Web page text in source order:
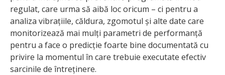
regulat, care urma să aibă loc oricum – ci pentru a
analiza vibrațiile, căldura, zgomotul și alte date care
monitorizează mai mulți parametri de performanță
pentru a face o predicție foarte bine documentată cu
privire la momentul în care trebuie executate efectiv
sarcinile de întreținere.